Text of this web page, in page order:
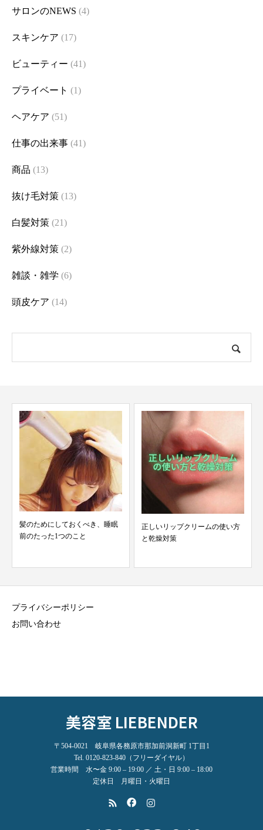
サロンのNEWS (4)
スキンケア (17)
ビューティー (41)
プライベート (1)
ヘアケア (51)
仕事の出来事 (41)
商品 (13)
抜け毛対策 (13)
白髪対策 (21)
紫外線対策 (2)
雑談・雑学 (6)
頭皮ケア (14)
髪のためにしておくべき、睡眠
前のたった1つのこと
正しいリップクリームの使い方
と乾燥対策
プライバシーポリシー
お問い合わせ
美容室 LIEBENDER
〒504-0021 岐阜県各務原市那加前洞新町 1丁目1
Tel. 0120-823-840（フリーダイヤル）
営業時間 水〜金 9:00 – 19:00 ／ 土・日 9:00 – 18:00
定休日 月曜日・火曜日